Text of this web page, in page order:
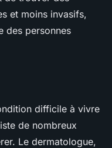
et moins invasifs,
des personnes
difficile à vivre
de nombreux
Le dermatologue,